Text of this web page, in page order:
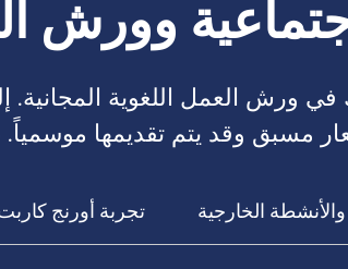
وورش
في ورش العمل اللغوية
وقد يتم تقديمها موسمياً.
الخارجية تجربة أورنج